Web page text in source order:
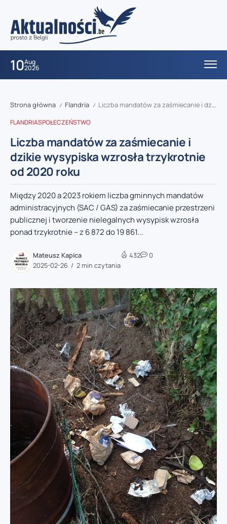
10Aug
2026
Strona główna / Flandria / Liczba mandatów za zaśmiecanie i dzikie wysypiska wzrosła trzykrotnie od 2020 roku
FLANDRIASPOŁECZEŃSTWO
Liczba mandatów za zaśmiecanie i
dzikie wysypiska wzrosła trzykrotnie
od 2020 roku
Między 2020 a 2023 rokiem liczba gminnych mandatów
administracyjnych (SAC / GAS) za zaśmiecanie przestrzeni
publicznej i tworzenie nielegalnych wysypisk wzrosła
ponad trzykrotnie – z 6 872 do 19 861...
Mateusz Kapica
2025-02-26
2 min czytania
432 0